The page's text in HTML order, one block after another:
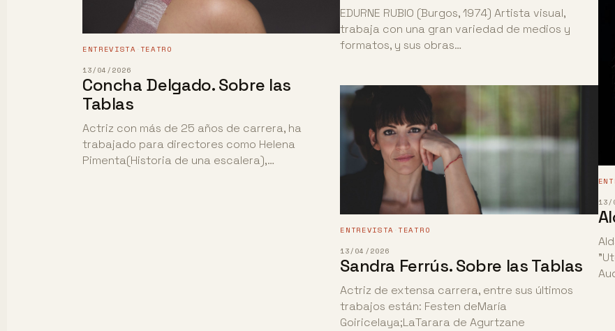
ENTREVISTA · TEATRO
13/04/2026
Concha Delgado. Sobre las
Tablas
Actriz con más de 25 años de carrera, ha
trabajado para directores como Helena
Pimenta(Historia de una escalera),…
EDURNE RUBIO (Burgos, 1974) Artista visual,
trabaja con una gran variedad de medios y
formatos, y sus obras…
ENTREVISTA · TEATRO
13/04/2026
Sandra Ferrús. Sobre las Tablas
Actriz de extensa carrera, entre sus últimos
trabajos están: Festen deMaría
Goiricelaya;LaTarara de Agurtzane
13/